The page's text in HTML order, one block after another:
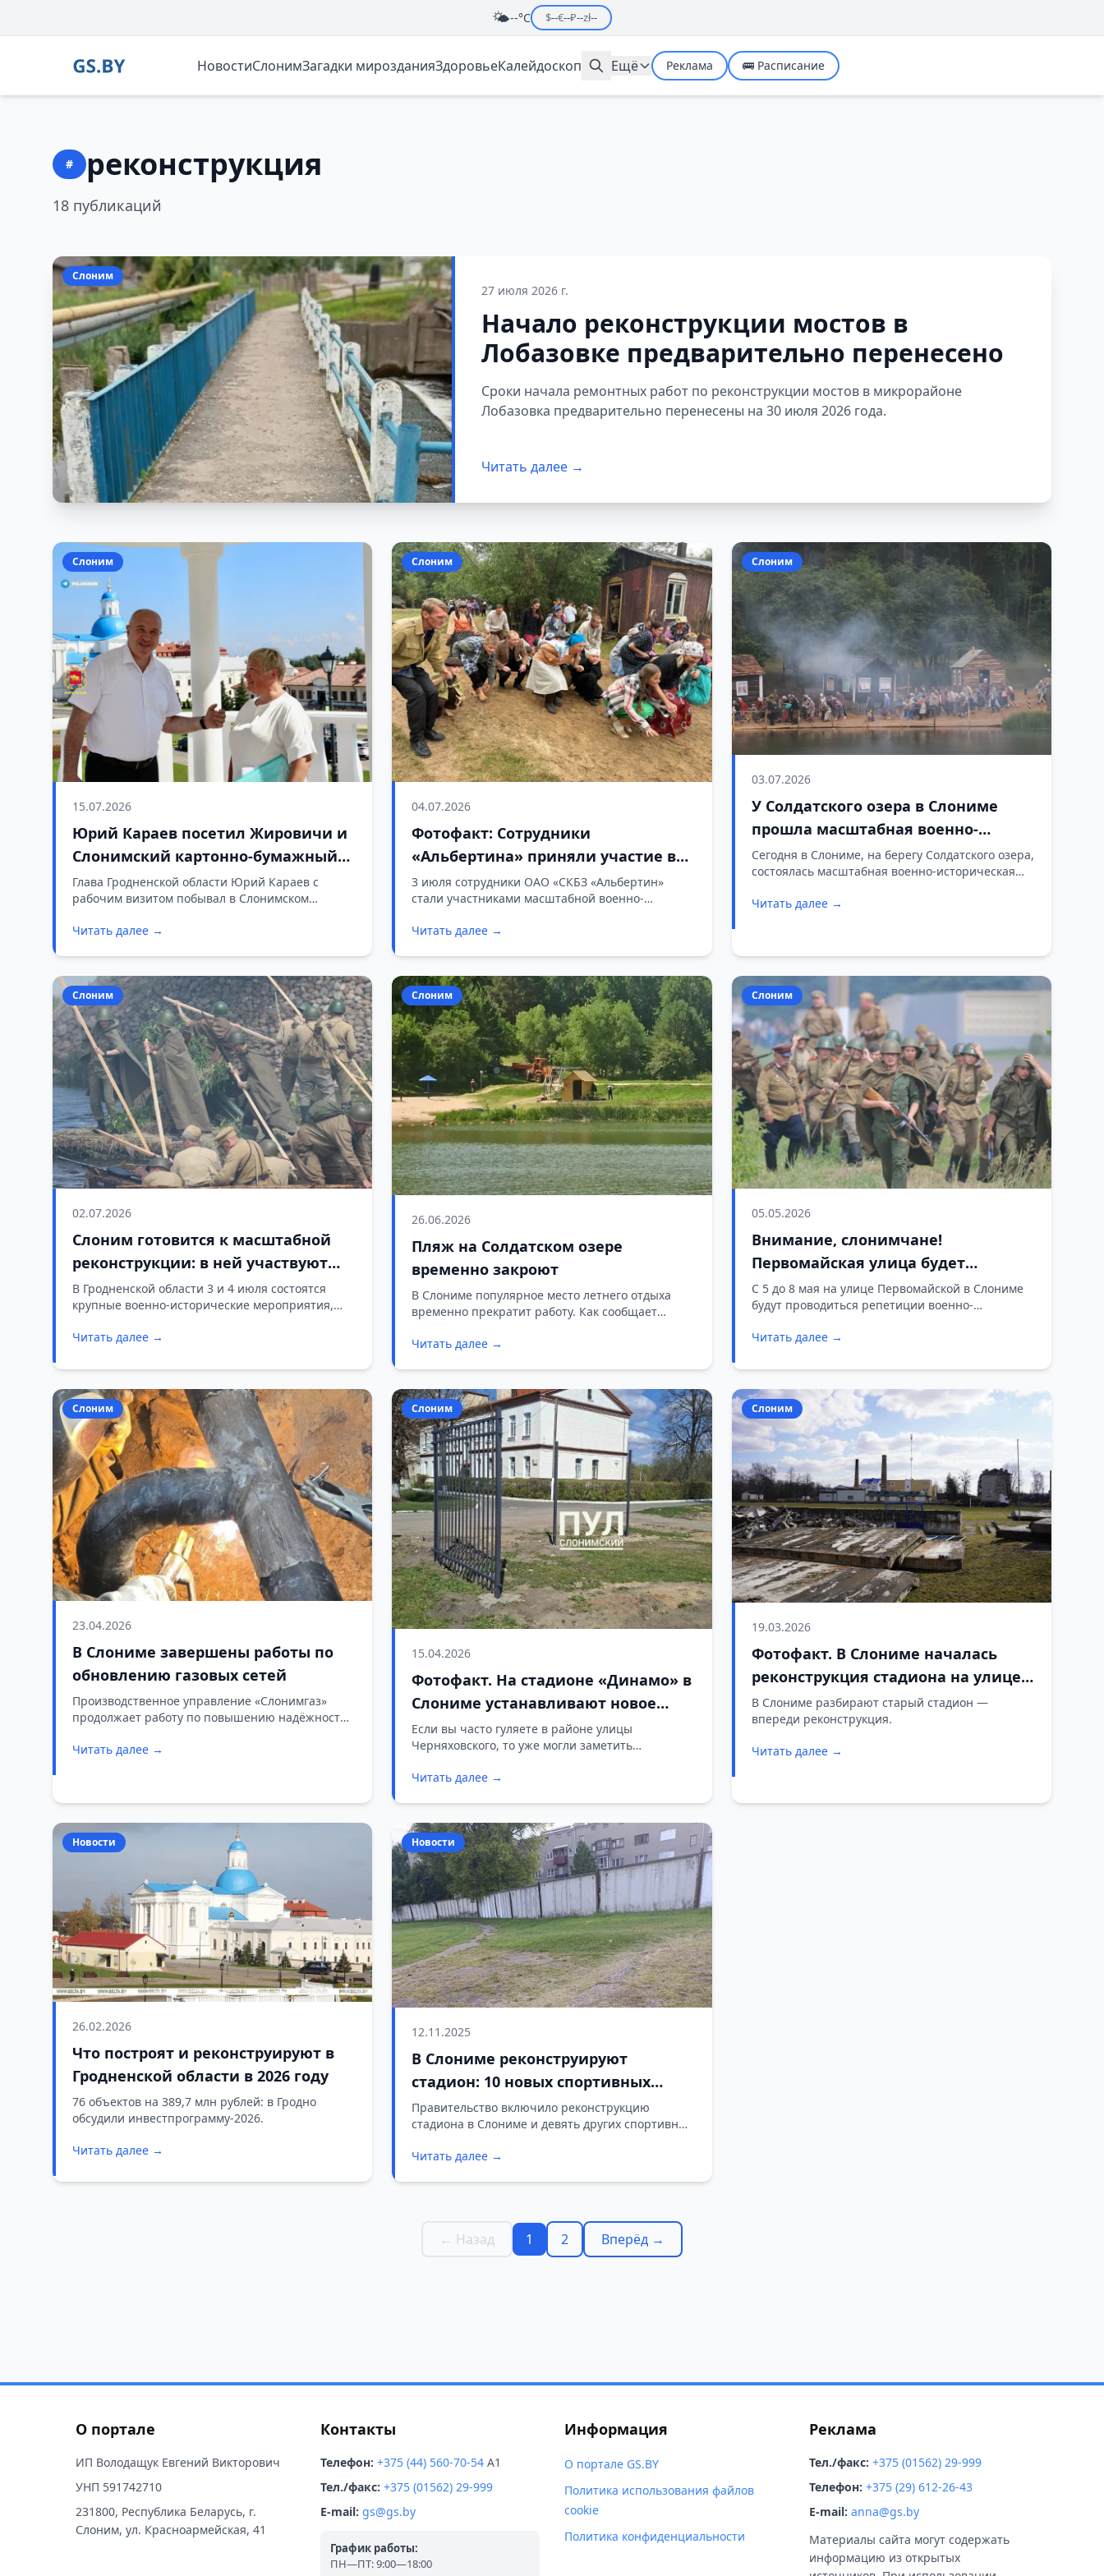
🌤️--°C $--€--₽--zł--
НовостиСлонимЗагадки мирозданияЗдоровьеКалейдоскоп Ещё Реклама 🚌 Расписание
# реконструкция
18 публикаций
Слоним
27 июля 2026 г.
Начало реконструкции мостов в
Лобазовке предварительно перенесено
Сроки начала ремонтных работ по реконструкции мостов в микрорайоне
Лобазовка предварительно перенесены на 30 июля 2026 года.
Читать далее →
Слоним
15.07.2026
Юрий Караев посетил Жировичи и
Слонимский картонно-бумажный
завод
Глава Гродненской области Юрий Караев с
рабочим визитом побывал в Слонимском
Читать далее →
Слоним
04.07.2026
Фотофакт: Сотрудники
«Альбертина» приняли участие в
реконструкции героической
обороны Слонима
3 июля сотрудники ОАО «СКБЗ «Альбертин»
стали участниками масштабной военно-
оборона Слонима. Июнь 1941 год». Мероприятие
Читать далее →
Слоним
03.07.2026
У Солдатского озера в Слониме
прошла масштабная военно-
историческая реконструкция
Сегодня в Слониме, на берегу Солдатского озера,
состоялась масштабная военно-историческая
дней Великой Отечественной войны. Зрители
через воду и сцены обороны.
Читать далее →
Слоним
02.07.2026
Слоним готовится к масштабной
реконструкции: в ней участвуют
более 300 человек
В Гродненской области 3 и 4 июля состоятся
крупные военно-исторические мероприятия,
войны. Главным акцентом предстоящих
которые развернутся в Слониме и Сморгони.
Читать далее →
Слоним
26.06.2026
Пляж на Солдатском озере
временно закроют
В Слониме популярное место летнего отдыха
временно прекратит работу. Как сообщает
Солдатском, расположенный в микрорайоне
Читать далее →
Слоним
05.05.2026
Внимание, слонимчане!
Первомайская улица будет
временно перекрываться для
репетиций ко Дню Победы
С 5 до 8 мая на улице Первомайской в Слониме
будут проводиться репетиции военно-
празднованию Дня Победы. Об этом сообщает
Читать далее →
Слоним
23.04.2026
В Слониме завершены работы по
обновлению газовых сетей
Производственное управление «Слонимгаз»
продолжает работу по повышению надёжности
неделе специалисты предприятия выполнили
Читать далее →
Слоним
15.04.2026
Фотофакт. На стадионе «Динамо» в
Слониме устанавливают новое
ограждение
Если вы часто гуляете в районе улицы
Черняховского, то уже могли заметить
(территория стадиона «Динамо») началась
Читать далее →
Слоним
19.03.2026
Фотофакт. В Слониме началась
реконструкция стадиона на улице
Черняховского
В Слониме разбирают старый стадион —
впереди реконструкция.
Читать далее →
Новости
26.02.2026
Что построят и реконструируют в
Гродненской области в 2026 году
76 объектов на 389,7 млн рублей: в Гродно
обсудили инвестпрограмму-2026.
Читать далее →
Новости
12.11.2025
В Слониме реконструируют
стадион: 10 новых спортивных
объектов войдут в госпрограмму на
2021–2025 годы
Правительство включило реконструкцию
стадиона в Слониме и девять других спортивных
и спорта на 2021–2025 годы.
Читать далее →
← Назад 1 2 Вперёд →
О портале
ИП Володащук Евгений Викторович
УНП 591742710
231800, Республика Беларусь, г.
Слоним, ул. Красноармейская, 41
Контакты
Телефон: +375 (44) 560-70-54A1
Тел./факс: +375 (01562) 29-999
E-mail: gs@gs.by
График работы:
ПН—ПТ: 9:00—18:00
Информация
О портале GS.BY
Политика использования файлов
cookie
Политика конфиденциальности
Реклама
Тел./факс: +375 (01562) 29-999
Телефон: +375 (29) 612-26-43
E-mail: anna@gs.by
Материалы сайта могут содержать
информацию из открытых